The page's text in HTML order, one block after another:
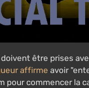
être prises
affirme avoir
pour commencer la